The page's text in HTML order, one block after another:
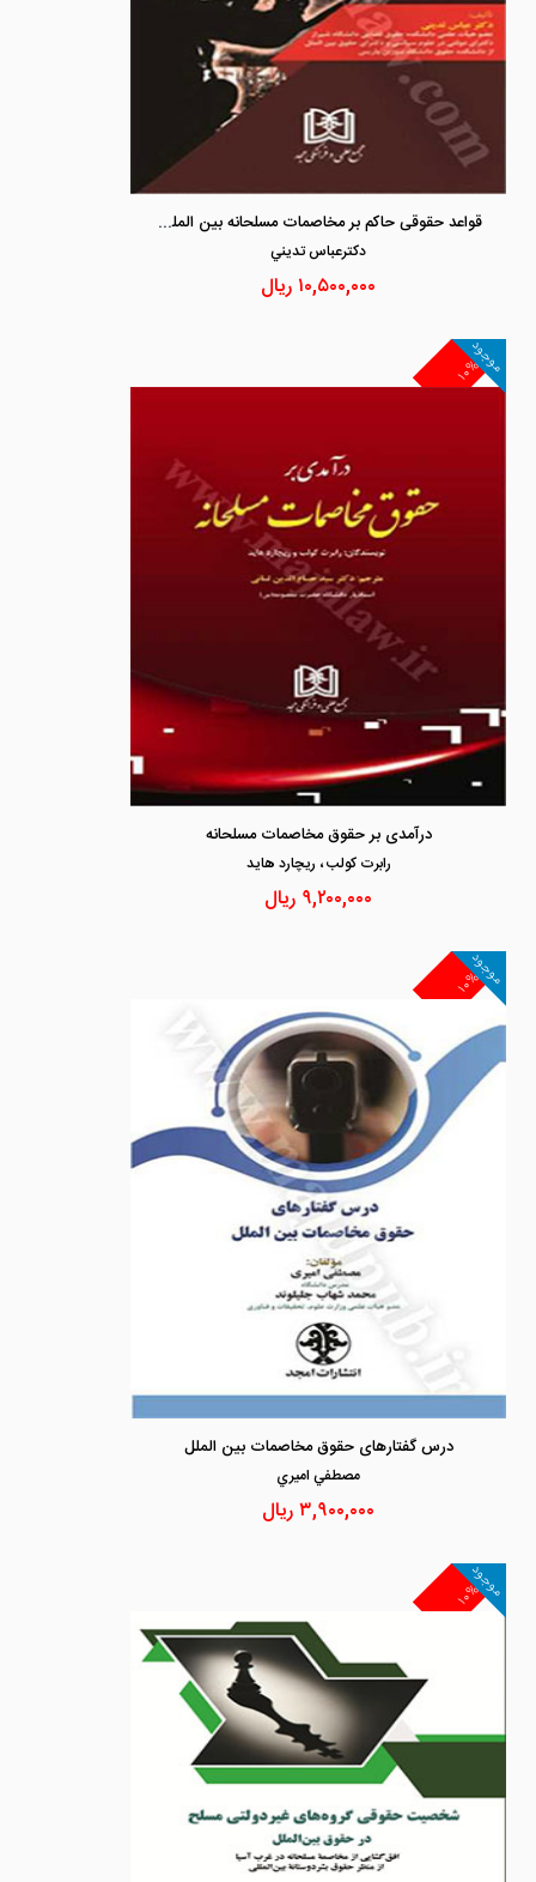
قواعد حقوقی حاکم بر مخاصمات مسلحانه بین المللی در نبردهای زمینی «بنیادین و کاربردی»
دكترعباس تديني
۱۰,۵۰۰,۰۰۰ ریال
۱۰%
موجود
درآمدی بر حقوق مخاصمات مسلحانه
رابرت كولب ، ريچارد هايد
۹,۲۰۰,۰۰۰ ریال
۱۰%
موجود
درس گفتارهای حقوق مخاصمات بین الملل
مصطفي اميري
۳,۹۰۰,۰۰۰ریال
۱۰%
موجود